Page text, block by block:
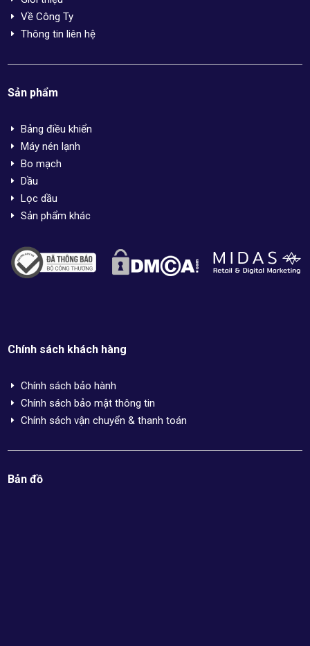
E Về Công Ty
E Thông tin liên hệ
Sản phẩm
E Bảng điều khiển
E Máy nén lạnh
E Bo mạch
E Dầu
E Lọc dầu
E Sản phẩm khác
Chính sách khách hàng
E Chính sách bảo hành
E Chính sách bảo mật thông tin
E Chính sách vận chuyển & thanh toán
Bản đồ